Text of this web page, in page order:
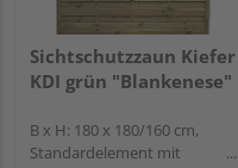
Sichtschutzzaun Kiefer
KDI grün "Blankenese"
B x H: 180 x 180/160 cm,
Standardelement mit